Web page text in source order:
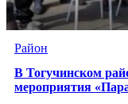
Район
В Тогучинском
мероприятия